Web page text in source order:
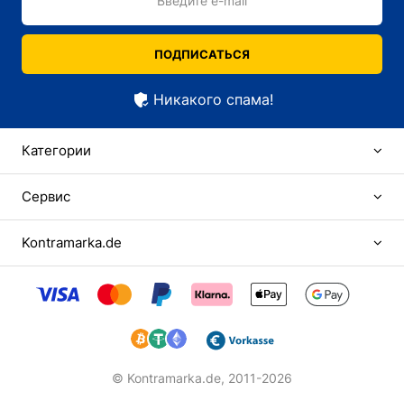
ПОДПИСАТЬСЯ
Никакого спама!
Категории
Сервис
Kontramarka.de
© Kontramarka.de, 2011-2026